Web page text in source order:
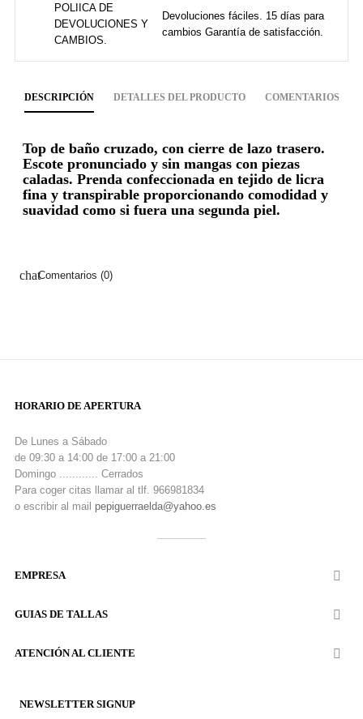
POLIICA DE
DEVOLUCIONES Y
CAMBIOS.
Devoluciones fáciles. 15 días para
cambios Garantía de satisfacción.
DESCRIPCIÓN DETALLES DEL PRODUCTO COMENTARIOS
Top de baño cruzado, con cierre de lazo trasero.
Escote pronunciado y sin mangas con piezas
caladas. Prenda confeccionada en tejido de licra
fina y transpirable proporcionando comodidad y
suavidad como si fuera una segunda piel.
chatComentarios (0)
HORARIO DE APERTURA
De Lunes a Sábado
de 09:30 a 14:00 de 17:00 a 21:00
Domingo ............ Cerrados
Para coger citas llamar al tlf. 966981834
o escribir al mail pepiguerraelda@yahoo.es
EMPRESA 
GUIAS DE TALLAS 
ATENCIÓN AL CLIENTE 
NEWSLETTER SIGNUP